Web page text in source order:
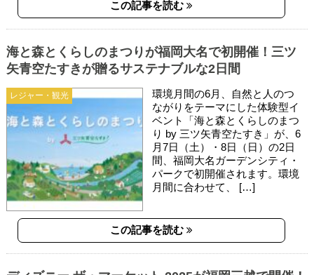
この記事を読む
レジャー・観光
海と森とくらしのまつりが福岡大名で初開催！三ツ
矢青空たすきが贈るサステナブルな2日間
環境月間の6月、自然と人のつ
ながりをテーマにした体験型イ
ベント「海と森とくらしのまつ
り by 三ツ矢青空たすき」が、6
月7日（土）・8日（日）の2日
間、福岡大名ガーデンシティ・
パークで初開催されます。環境
月間に合わせて、 […]
この記事を読む